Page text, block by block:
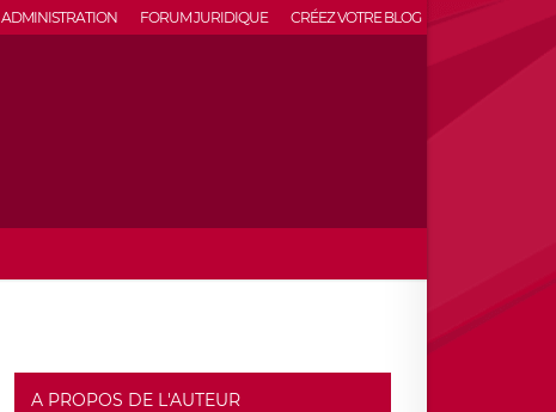
ADMINISTRATION FORUM JURIDIQUE CRÉEZ VOTRE BLOG
A PROPOS DE L'AUTEUR